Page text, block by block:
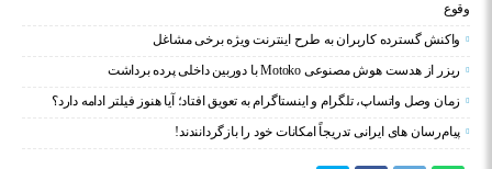
وقوع
واکنش گسترده کاربران به طرح اینترنت ویژه برخی مشاغل
ریزر از هدست هوش مصنوعی Motoko با دوربین داخلی پرده برداشت
زمان وصل واتساپ، تلگرام و اینستاگرام به تعویق افتاد؛ آیا هنوز فیلتر ادامه دارد؟
پیام‌رسان‌ های ایرانی تدریجاً امکانات خود را بازگردانندند!